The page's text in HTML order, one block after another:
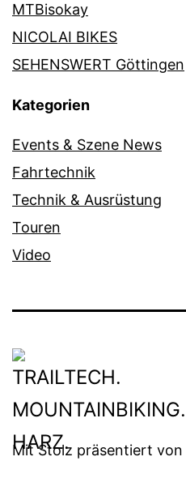
MTBisokay
NICOLAI BIKES
SEHENSWERT Göttingen
Kategorien
Events & Szene News
Fahrtechnik
Technik & Ausrüstung
Touren
Video
Mit Stolz präsentiert von